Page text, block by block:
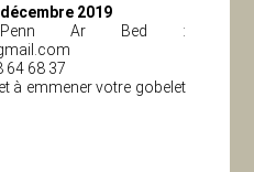
2019
Ar Bed :
64 68 37
à emmener votre gobelet